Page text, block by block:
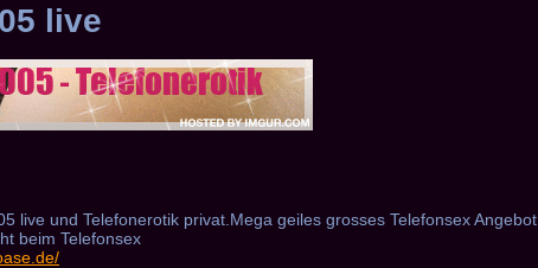
live
live und Telefonerotik privat.Mega geiles grosses Telefonsex Angebot
beim Telefonsex